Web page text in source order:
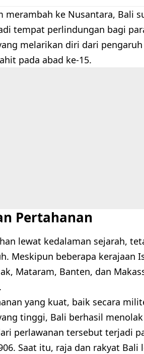
merambah ke Nusantara, Bali
tempat perlindungan bagi
melarikan diri dari
pada abad ke-15.
Pertahanan
lewat kedalaman sejarah,
Meskipun beberapa kerajaan
Mataram, Banten, dan
yang kuat, baik secara
tinggi, Bali berhasil
perlawanan tersebut terjadi
Saat itu, raja dan rakyat